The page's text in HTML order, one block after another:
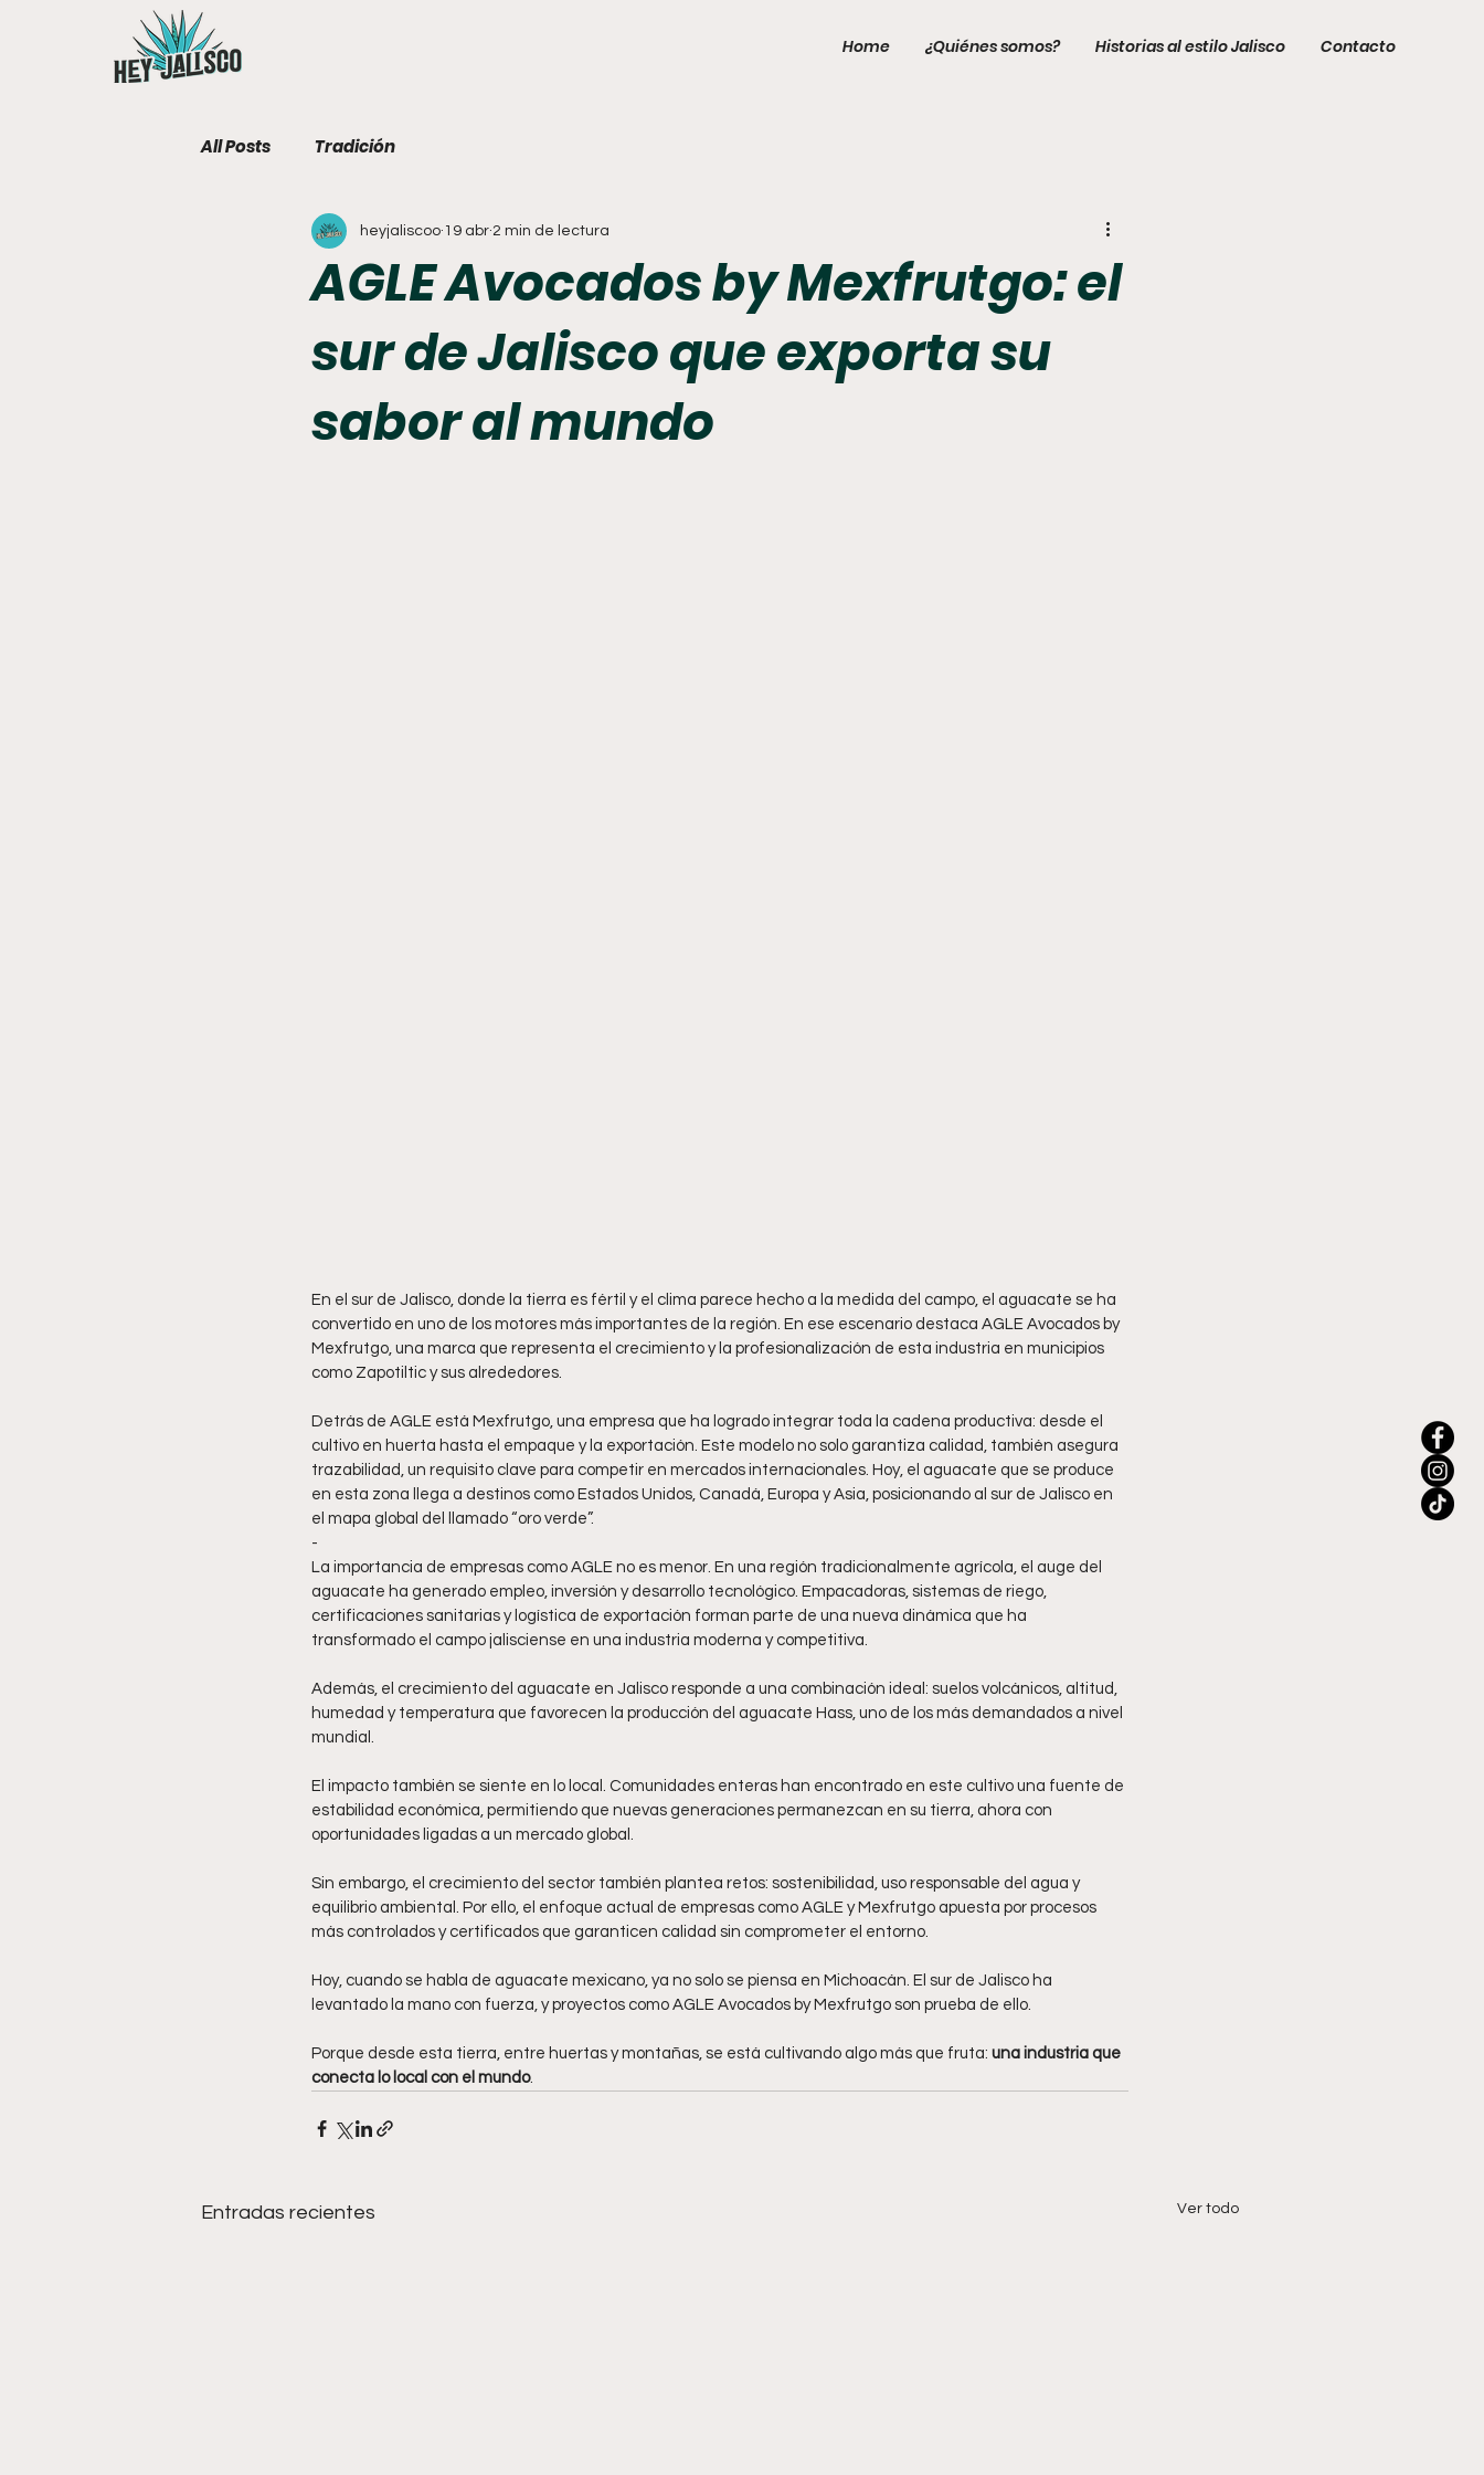
Home ¿Quiénes somos? Historias al estilo Jalisco Contacto
All Posts Tradición
AGLE Avocados by Mexfrutgo: el
sur de Jalisco que exporta su
sabor al mundo
heyjaliscoo 19 abr 2 min de lectura
En el sur de Jalisco, donde la tierra es fértil y el clima parece hecho a la medida del campo, el aguacate se ha
convertido en uno de los motores más importantes de la región. En ese escenario destaca AGLE Avocados by
Mexfrutgo, una marca que representa el crecimiento y la profesionalización de esta industria en municipios
como Zapotiltic y sus alrededores.
Detrás de AGLE está Mexfrutgo, una empresa que ha logrado integrar toda la cadena productiva: desde el
cultivo en huerta hasta el empaque y la exportación. Este modelo no solo garantiza calidad, también asegura
trazabilidad, un requisito clave para competir en mercados internacionales. Hoy, el aguacate que se produce
en esta zona llega a destinos como Estados Unidos, Canadá, Europa y Asia, posicionando al sur de Jalisco en
el mapa global del llamado “oro verde”.
-
La importancia de empresas como AGLE no es menor. En una región tradicionalmente agrícola, el auge del
aguacate ha generado empleo, inversión y desarrollo tecnológico. Empacadoras, sistemas de riego,
certificaciones sanitarias y logística de exportación forman parte de una nueva dinámica que ha
transformado el campo jalisciense en una industria moderna y competitiva.
Además, el crecimiento del aguacate en Jalisco responde a una combinación ideal: suelos volcánicos, altitud,
humedad y temperatura que favorecen la producción del aguacate Hass, uno de los más demandados a nivel
mundial.
El impacto también se siente en lo local. Comunidades enteras han encontrado en este cultivo una fuente de
estabilidad económica, permitiendo que nuevas generaciones permanezcan en su tierra, ahora con
oportunidades ligadas a un mercado global.
Sin embargo, el crecimiento del sector también plantea retos: sostenibilidad, uso responsable del agua y
equilibrio ambiental. Por ello, el enfoque actual de empresas como AGLE y Mexfrutgo apuesta por procesos
más controlados y certificados que garanticen calidad sin comprometer el entorno.
Hoy, cuando se habla de aguacate mexicano, ya no solo se piensa en Michoacán. El sur de Jalisco ha
levantado la mano con fuerza, y proyectos como AGLE Avocados by Mexfrutgo son prueba de ello.
Porque desde esta tierra, entre huertas y montañas, se está cultivando algo más que fruta: una industria que
conecta lo local con el mundo.
Entradas recientes Ver todo